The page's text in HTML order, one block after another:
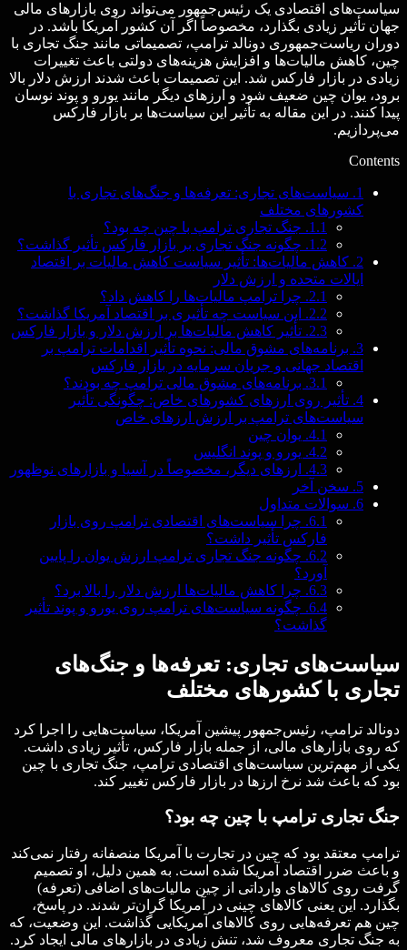
سیاست‌های اقتصادی یک رئیس‌جمهور می‌تواند روی بازارهای مالی
جهان تأثیر زیادی بگذارد، مخصوصاً اگر آن کشور آمریکا باشد. در
دوران ریاست‌جمهوری دونالد ترامپ، تصمیماتی مانند جنگ تجاری با
چین، کاهش مالیات‌ها و افزایش هزینه‌های دولتی باعث تغییرات
زیادی در بازار فارکس شد. این تصمیمات باعث شدند ارزش دلار بالا
برود، یوان چین ضعیف شود و ارزهای دیگر مانند یورو و پوند نوسان
پیدا کنند. در این مقاله به تأثیر این سیاست‌ها بر بازار فارکس
می‌پردازیم.
Contents
1. سیاست‌های تجاری: تعرفه‌ها و جنگ‌های تجاری با
کشورهای مختلف
1.1. جنگ تجاری ترامپ با چین چه بود؟
1.2. چگونه جنگ تجاری بر بازار فارکس تأثیر گذاشت؟
2. کاهش مالیات‌ها: تأثیر سیاست کاهش مالیات بر اقتصاد
ایالات متحده و ارزش دلار
2.1. چرا ترامپ مالیات‌ها را کاهش داد؟
2.2.
این سیاست چه تأثیری بر اقتصاد آمریکا گذاشت؟
2.3. تأثیر کاهش مالیات‌ها بر ارزش دلار و بازار فارکس
3. برنامه‌های مشوق مالی: نحوه تأثیر اقدامات ترامپ بر
اقتصاد جهانی و جریان سرمایه در بازار فارکس
3.1. برنامه‌های مشوق مالی ترامپ چه بودند؟
4. تأثیر روی ارزهای کشورهای خاص: چگونگی تأثیر
سیاست‌های ترامپ بر ارزش ارزهای خاص
4.1. یوان چین
4.2. یورو و پوند انگلیس
4.3.
ارزهای دیگر، مخصوصاً در آسیا و بازارهای نوظهور
5. سخن آخر
6. سوالات متداول
6.1. چرا سیاست‌های اقتصادی ترامپ روی بازار
فارکس تأثیر داشت؟
6.2. چگونه جنگ تجاری ترامپ ارزش یوان را پایین
آورد؟
6.3. چرا کاهش مالیات‌ها ارزش دلار را بالا برد؟
6.4. چگونه سیاست‌های ترامپ روی یورو و پوند تأثیر
گذاشت؟
سیاست‌های تجاری: تعرفه‌ها و جنگ‌های
تجاری با کشورهای مختلف
دونالد ترامپ، رئیس‌جمهور پیشین آمریکا، سیاست‌هایی را اجرا کرد
که روی بازارهای مالی، از جمله بازار فارکس، تأثیر زیادی داشت.
یکی از مهم‌ترین سیاست‌های اقتصادی ترامپ، جنگ تجاری با چین
بود که باعث شد نرخ ارزها در بازار فارکس تغییر کند.
جنگ تجاری ترامپ با چین چه بود؟
ترامپ معتقد بود که چین در تجارت با آمریکا منصفانه رفتار نمی‌کند
و باعث ضرر اقتصاد آمریکا شده است. به همین دلیل، او تصمیم
گرفت روی کالاهای وارداتی از چین مالیات‌های اضافی (تعرفه)
بگذارد. این یعنی کالاهای چینی در آمریکا گران‌تر شدند. در پاسخ،
چین هم تعرفه‌هایی روی کالاهای آمریکایی گذاشت. این وضعیت، که
به جنگ تجاری معروف شد، تنش زیادی در بازارهای مالی ایجاد کرد.